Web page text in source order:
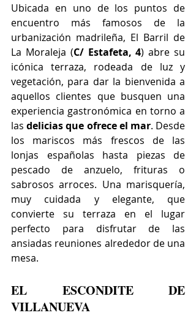
Ubicada en uno de los puntos de
encuentro más famosos de la
urbanización madrileña, El Barril de
La Moraleja (C/ Estafeta, 4) abre su
icónica terraza, rodeada de luz y
vegetación, para dar la bienvenida a
aquellos clientes que busquen una
experiencia gastronómica en torno a
las delicias que ofrece el mar. Desde
los mariscos más frescos de las
lonjas españolas hasta piezas de
pescado de anzuelo, frituras o
sabrosos arroces. Una marisquería,
muy cuidada y elegante, que
convierte su terraza en el lugar
perfecto para disfrutar de las
ansiadas reuniones alrededor de una
mesa.
EL ESCONDITE DE
VILLANUEVA